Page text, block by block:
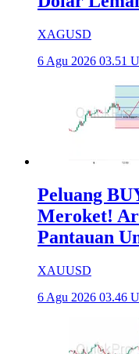
XAGUSD
6 Agu 2026 03.51
Peluang
Meroket!
Pantauan
XAUUSD
6 Agu 2026 03.46